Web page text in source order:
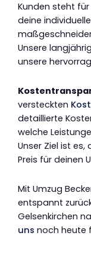
Kunden steht
deine
Unsere
unsere
versteckten
detaillierte
welche
Unser Ziel ist
Preis für deinen
Mit Umzug
entspannt
Gelsenkirchen
uns noch heute